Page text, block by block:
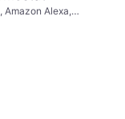
Alexa,